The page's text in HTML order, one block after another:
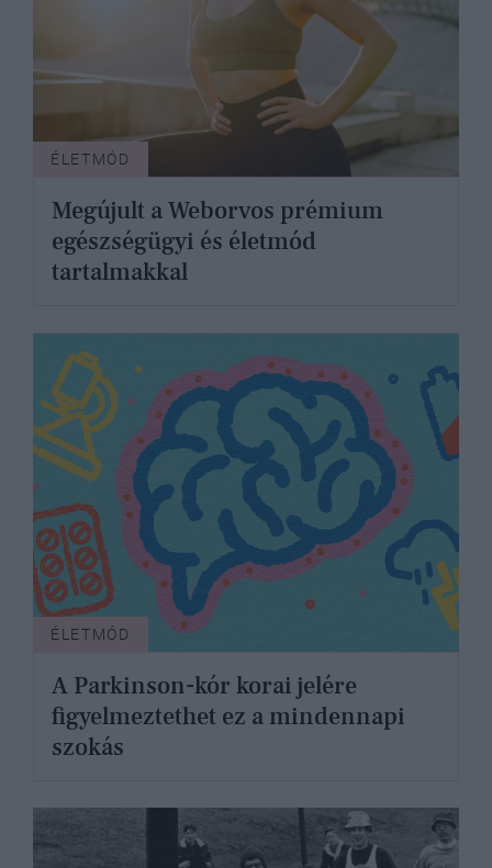
ÉLETMÓD
Megújult a Weborvos prémium
egészségügyi és életmód
tartalmakkal
ÉLETMÓD
A Parkinson-kór korai jelére
figyelmeztethet ez a mindennapi
szokás